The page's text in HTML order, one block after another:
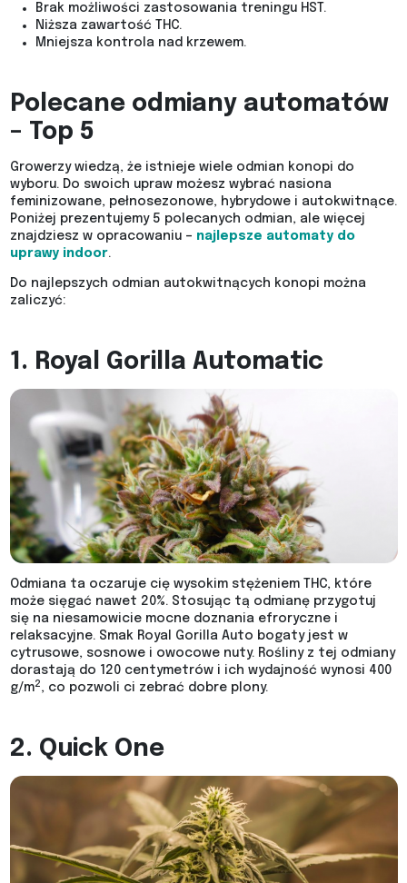
Brak możliwości zastosowania treningu HST.
Niższa zawartość THC.
Mniejsza kontrola nad krzewem.
Polecane odmiany automatów
– Top 5
Growerzy wiedzą, że istnieje wiele odmian konopi do
wyboru. Do swoich upraw możesz wybrać nasiona
feminizowane, pełnosezonowe, hybrydowe i autokwitnące.
Poniżej prezentujemy 5 polecanych odmian, ale więcej
znajdziesz w opracowaniu – najlepsze automaty do
uprawy indoor.
Do najlepszych odmian autokwitnących konopi można
zaliczyć:
1. Royal Gorilla Automatic
Odmiana ta oczaruje cię wysokim stężeniem THC, które
może sięgać nawet 20%. Stosując tą odmianę przygotuj
się na niesamowicie mocne doznania efroryczne i
relaksacyjne. Smak Royal Gorilla Auto bogaty jest w
cytrusowe, sosnowe i owocowe nuty. Rośliny z tej odmiany
dorastają do 120 centymetrów i ich wydajność wynosi 400
g/m2 , co pozwoli ci zebrać dobre plony.
2. Quick One